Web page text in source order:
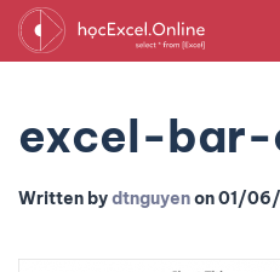
excel-
Written bydtnguyenon01/06/